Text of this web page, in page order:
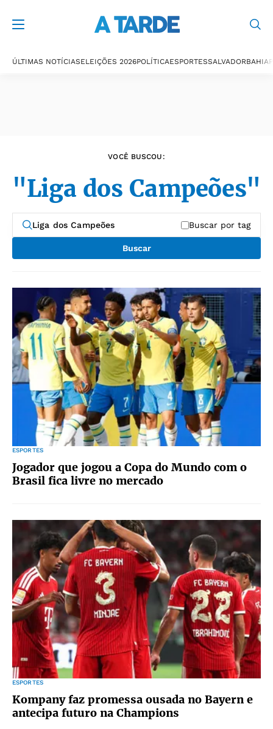
ÚLTIMAS NOTÍCIASELEIÇÕES 2026POLÍTICAESPORTESSALVADORBAHIA
VOCÊ BUSCOU:
"Liga dos Campeões"
Buscar por tag
Buscar
ESPORTES
Jogador que jogou a Copa do Mundo com o
Brasil fica livre no mercado
ESPORTES
Kompany faz promessa ousada no Bayern e
antecipa futuro na Champions